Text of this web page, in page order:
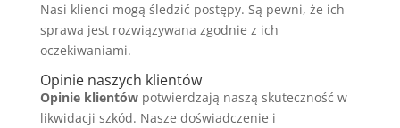
Nasi klienci mogą śledzić postępy. Są pewni, że ich
sprawa jest rozwiązywana zgodnie z ich
oczekiwaniami.
Opinie naszych klientów
Opinie klientówpotwierdzają naszą skuteczność w
likwidacji szkód. Nasze doświadczenie i